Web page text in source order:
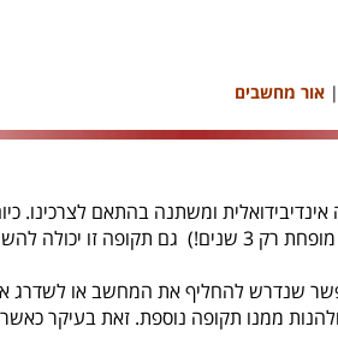
אור מחשבים
ומשתנה בהתאם לצרכינו.
3.5 שנים עד 4.5 שנים. (למתעניינים, לצרכי מס מופחת רק
שנדרש להחליף את המחשב או לשדרג
ממנו תקופה נוספת. זאת בעיקר